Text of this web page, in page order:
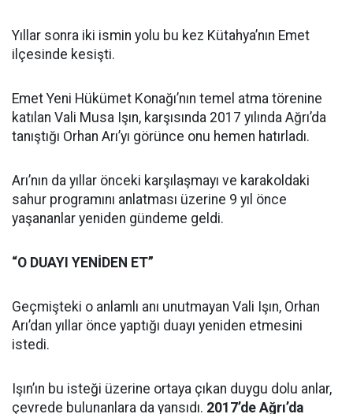
Yıllar sonra iki ismin yolu bu kez Kütahya’nın Emet
ilçesinde kesişti.
Emet Yeni Hükümet Konağı’nın temel atma törenine
katılan Vali Musa Işın, karşısında 2017 yılında Ağrı’da
tanıştığı Orhan Arı’yı görünce onu hemen hatırladı.
Arı’nın da yıllar önceki karşılaşmayı ve karakoldaki
sahur programını anlatması üzerine 9 yıl önce
yaşananlar yeniden gündeme geldi.
“O DUAYI YENİDEN ET”
Geçmişteki o anlamlı anı unutmayan Vali Işın, Orhan
Arı’dan yıllar önce yaptığı duayı yeniden etmesini
istedi.
Işın’ın bu isteği üzerine ortaya çıkan duygu dolu anlar,
çevrede bulunanlara da yansıdı. 2017’de Ağrı’da